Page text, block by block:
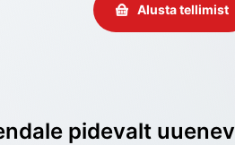
Alusta tellimist
pidevalt